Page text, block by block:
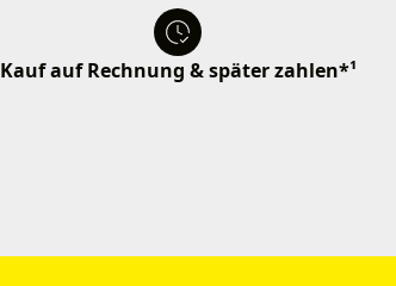
Kauf auf Rechnung & später zahlen*¹